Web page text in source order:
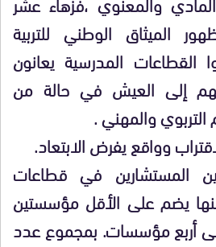
الميثاق الوطني للتربية
القطاعات المدرسية يعانون
إلى العيش في حالة من
والمهني .
وواقع يفرض الابتعاد.
المستشارين في قطاعات
يضم على الأقل مؤسستين
أربع مؤسسات. بمجموع عدد